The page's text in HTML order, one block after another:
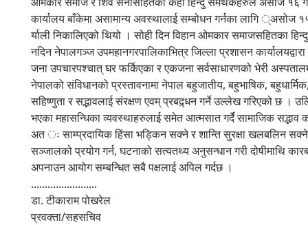
कार्यालय बाँकेमा असामान्य अवस्थालाई सम्बोधन गर्नका लागि
र्याली निकालिएको थियो । सोही दिन विहान ओमकार समाजसहितका
नदिन नेपालगञ्ज उपमहानगरपालिकाभित्र जिल्ला प्रशासन
जना उपचारपश्चात् घर फर्किएका र एकजना सर्वसाधारणको भेरी
नेपालको संविधानको प्रस्तावनामा नेपाल बहुजातीय, बहुभाषिक,
सहिष्णुता र सद्भावलाई संरक्षण एवम् प्रबद्र्धन गर्ने उल्लेख गरिएको छ ।
भएका महासन्धिका व्यवस्थाहरुलाई समेत आत्मसात गर्दै सामाजिक
अत ः साम्प्रदायिक हिंसा भड्किन सक्ने र शान्ति सुरक्षा खलबलिन
सञ्जालको प्रयोग गर्न, घटनाको सत्यतथ्य अनुसन्धान गरी दोषीमाथि
अपनाउन आयोग सम्बन्धित सबै पक्षलाई अपिल गर्दछ ।
........................
डा. टीकाराम पोखरेल
प्रवक्ता/सहसचिव